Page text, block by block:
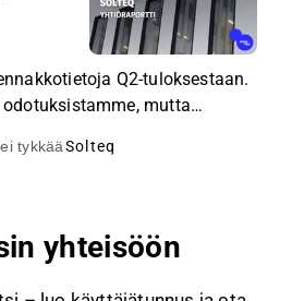
Q2-tuloksestaan.
mutta
paremmin.
ei tykkääSolteq
yhteisöön